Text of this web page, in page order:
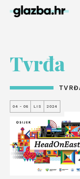
Tvrđa
04 - 06 LIS 2024